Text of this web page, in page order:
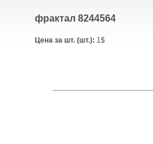
фрактал 8244564
Цена за шт. (шт.): 1$